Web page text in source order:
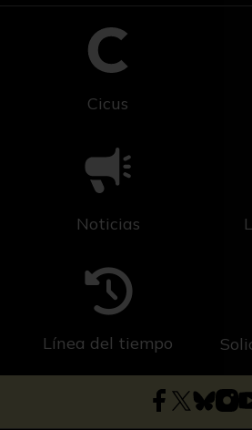
Cicus
Noticias
Línea del tiempo